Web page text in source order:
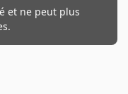
et ne peut plus